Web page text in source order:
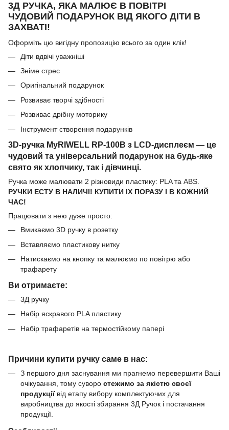
3Д РУЧКА, ЯКА МАЛЮЄ В ПОВІТРІ
ЧУДОВИЙ ПОДАРУНОК ВІД ЯКОГО ДІТИ В
ЗАХВАТІ!
Оформіть цю вигідну пропозицію всього за один клік!
Діти вдвічі уважніші
Зніме стрес
Оригінальний подарунок
Розвиває творчі здібності
Розвиває дрібну моторику
Інструмент створення подарунків
3D-ручка MyRIWELL RP-100B з LCD-дисплеєм — це
чудовий та універсальний подарунок на будь-яке
свято як хлопчику, так і дівчинці.
Ручка може малювати 2 різновиди пластику: PLA та ABS.
РУЧКИ ЕСТУ В НАЛИЧІ! КУПИТИ ІХ ПОРАЗУ І В КОЖНИЙ
ЧАС!
Працювати з нею дуже просто:
Вмикаємо 3D ручку в розетку
Вставляємо пластикову нитку
Натискаємо на кнопку та малюємо по повітрю або
трафарету
Ви отримаєте:
3Д ручку
Набір яскравого PLA пластику
Набір трафаретів на термостійкому папері
Причини купити ручку саме в нас:
З першого дня заснування ми прагнемо перевершити Ваші
очікування, тому суворо стежимо за якістю своєї
продукціївід етапу вибору комплектуючих для
виробництва до якості збирання 3Д Ручок і постачання
продукції.